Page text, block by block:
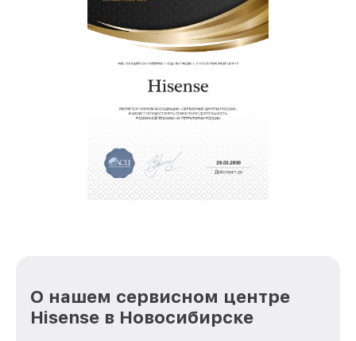
О нашем сервисном центре
Hisense в Новосибирске